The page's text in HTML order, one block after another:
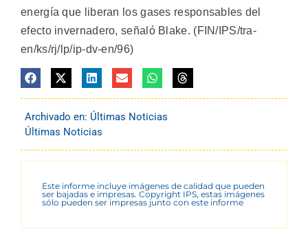
energía que liberan los gases responsables del
efecto invernadero, señaló Blake. (FIN/IPS/tra-
en/ks/rj/lp/ip-dv-en/96)
Archivado en: Últimas Noticias
Últimas Noticias
Este informe incluye imágenes de calidad que pueden
ser bajadas e impresas. Copyright IPS, estas imágenes
sólo pueden ser impresas junto con este informe